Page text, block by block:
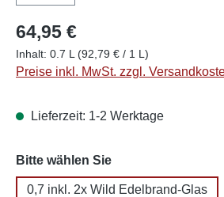
64,95 €
Inhalt: 0.7 L (92,79 € / 1 L)
Preise inkl. MwSt. zzgl.
Lieferzeit: 1-2 Werktage
Bitte wählen Sieauswählen
0,7 inkl. 2x Wild Edelbrand-Glas